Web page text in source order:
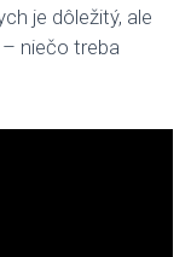
je dôležitý, ale
niečo treba